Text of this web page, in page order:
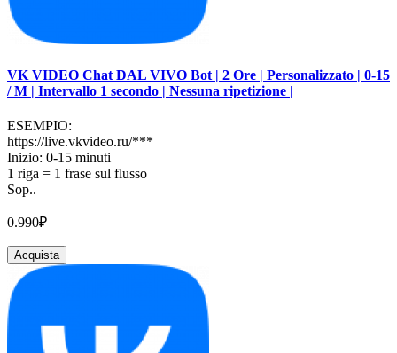
VK VIDEO Chat DAL VIVO Bot | 2 Ore | Personalizzato | 0-15
/ M | Intervallo 1 secondo | Nessuna ripetizione |
ESEMPIO:
https://live.vkvideo.ru/***
Inizio: 0-15 minuti
1 riga = 1 frase sul flusso
Sop..
0.990₽
Acquista